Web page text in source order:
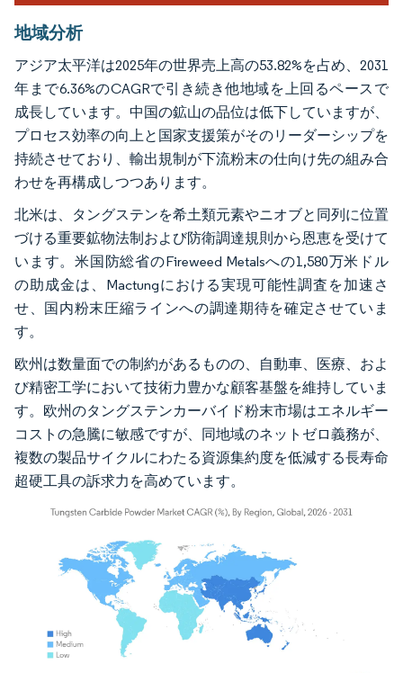
地域分析
アジア太平洋は2025年の世界売上高の53.82%を占め、2031
年まで6.36%のCAGRで引き続き他地域を上回るペースで
成長しています。中国の鉱山の品位は低下していますが、
プロセス効率の向上と国家支援策がそのリーダーシップを
持続させており、輸出規制が下流粉末の仕向け先の組み合
わせを再構成しつつあります。
北米は、タングステンを希土類元素やニオブと同列に位置
づける重要鉱物法制および防衛調達規則から恩恵を受けて
います。米国防総省のFireweed Metalsへの1,580万米ドル
の助成金は、Mactungにおける実現可能性調査を加速さ
せ、国内粉末圧縮ラインへの調達期待を確定させていま
す。
欧州は数量面での制約があるものの、自動車、医療、およ
び精密工学において技術力豊かな顧客基盤を維持していま
す。欧州のタングステンカーバイド粉末市場はエネルギー
コストの急騰に敏感ですが、同地域のネットゼロ義務が、
複数の製品サイクルにわたる資源集約度を低減する長寿命
超硬工具の訴求力を高めています。